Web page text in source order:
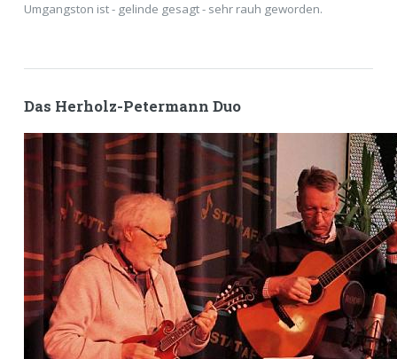
Umgangston ist - gelinde gesagt - sehr rauh geworden.
Das Herholz-Petermann Duo